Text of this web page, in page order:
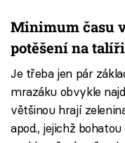
Sledujte nás
Minimum času
potěšení na talíři
Je třeba jen pár
mrazáku obvykle
většinou hrají
apod., jejichž